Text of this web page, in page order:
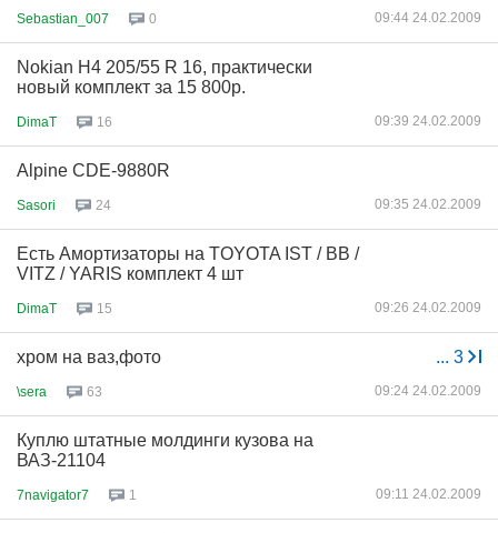
Sebastian_007 0 09:44 24.02.2009
Nokian Н4 205/55 R 16, практически
новый комплект за 15 800р.
DimaT 16 09:39 24.02.2009
Alpine CDE-9880R
Sasori 24 09:35 24.02.2009
Есть Амортизаторы на TOYOTA IST / BB /
VITZ / YARIS комплект 4 шт
DimaT 15 09:26 24.02.2009
... 3
хром на ваз,фото
\sera 63 09:24 24.02.2009
Куплю штатные молдинги кузова на
ВАЗ-21104
7navigator7 1 09:11 24.02.2009